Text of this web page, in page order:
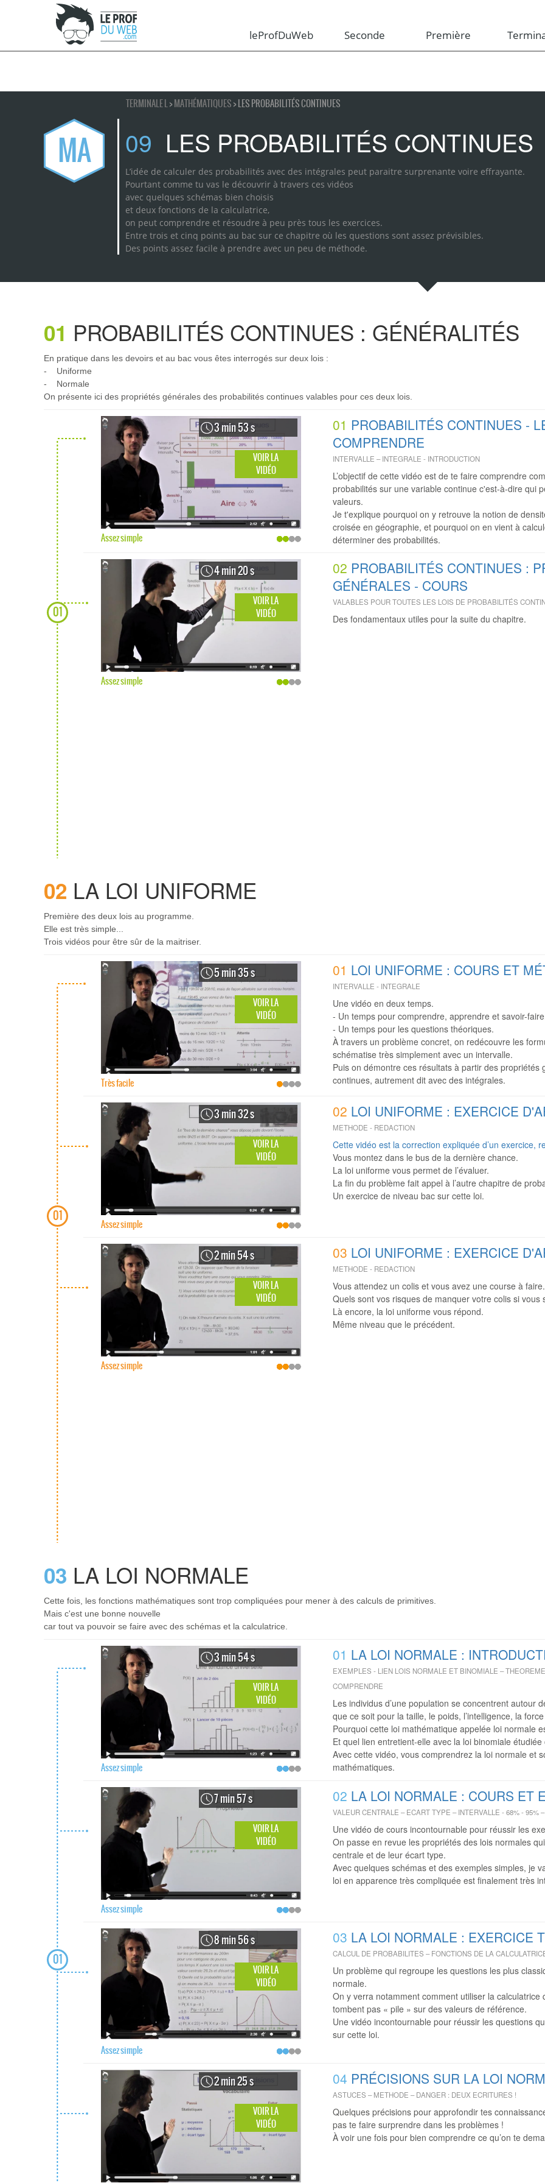
leProfDuWeb Seconde Première
TERMINALE L>MATHÉMATIQUES> LES PROBABILITÉS CONTINUES
MA 09 LES PROBABILITÉS CONTINUES
L’idée de calculer des probabilités avec des intégrales peut paraitre surprenante voire effrayante.
Pourtant comme tu vas le découvrir à travers ces vidéos
avec quelques schémas bien choisis
et deux fonctions de la calculatrice,
on peut comprendre et résoudre à peu près tous les exercices.
Entre trois et cinq points au bac sur ce chapitre où les questions sont assez prévisibles.
Des points assez facile à prendre avec un peu de méthode.
01 PROBABILITÉS CONTINUES : GÉNÉRALITÉS
En pratique dans les devoirs et au bac vous êtes interrogés sur deux lois :
- Uniforme
- Normale
On présente ici des propriétés générales des probabilités continues valables pour ces deux lois.
01
3 min 53 s
VOIR LA
VIDÉO
Assez simple
01 PROBABILITÉS CONTINUES -
COMPRENDRE
INTERVALLE – INTEGRALE - INTRODUCTION
L’objectif de cette vidéo est de te faire comprendre
probabilités sur une variable continue c'est-à-dire qui
valeurs.
Je t'explique pourquoi on y retrouve la notion de
croisée en géographie, et pourquoi on en vient à
déterminer des probabilités.
4 min 20 s
VOIR LA
VIDÉO
Assez simple
02 PROBABILITÉS CONTINUES :
GÉNÉRALES - COURS
VALABLES POUR TOUTES LES LOIS DE PROBABILITÉS
Des fondamentaux utiles pour la suite du chapitre.
02 LA LOI UNIFORME
Première des deux lois au programme.
Elle est très simple...
Trois vidéos pour être sûr de la maitriser.
01
5 min 35 s
VOIR LA
VIDÉO
Très facile
01 LOI UNIFORME : COURS ET
INTERVALLE - INTEGRALE
Une vidéo en deux temps.
- Un temps pour comprendre, apprendre et savoir-
- Un temps pour les questions théoriques.
À travers un problème concret, on redécouvre les
schématise très simplement avec un intervalle.
Puis on démontre ces résultats à partir des propriétés
continues, autrement dit avec des intégrales.
3 min 32 s
VOIR LA
VIDÉO
Assez simple
02 LOI UNIFORME : EXERCICE
METHODE - REDACTION
Cette vidéo est la correction expliquée d’un exercice,
Vous montez dans le bus de la dernière chance.
La loi uniforme vous permet de l’évaluer.
La fin du problème fait appel à l’autre chapitre de
Un exercice de niveau bac sur cette loi.
2 min 54 s
VOIR LA
VIDÉO
Assez simple
03 LOI UNIFORME : EXERCICE
METHODE - REDACTION
Vous attendez un colis et vous avez une course à faire.
Quels sont vos risques de manquer votre colis si vous
Là encore, la loi uniforme vous répond.
Même niveau que le précédent.
03 LA LOI NORMALE
Cette fois, les fonctions mathématiques sont trop compliquées pour mener à des calculs de primitives.
Mais c'est une bonne nouvelle
car tout va pouvoir se faire avec des schémas et la calculatrice.
01
3 min 54 s
VOIR LA
VIDÉO
Assez simple
01 LA LOI NORMALE :
EXEMPLES - LIEN LOIS NORMALE ET BINOMIALE –
COMPRENDRE
Les individus d’une population se concentrent autour
que ce soit pour la taille, le poids, l’intelligence, la
Pourquoi cette loi mathématique appelée loi normale
Et quel lien entretient-elle avec la loi binomiale
Avec cette vidéo, vous comprendrez la loi normale et
mathématiques.
7 min 57 s
VOIR LA
VIDÉO
Assez simple
02 LA LOI NORMALE : COURS ET
VALEUR CENTRALE – ECART TYPE – INTERVALLE - 68% - 95%
Une vidéo de cours incontournable pour réussir les
On passe en revue les propriétés des lois normales
centrale et de leur écart type.
Avec quelques schémas et des exemples simples, je
loi en apparence très compliquée est finalement très
8 min 56 s
VOIR LA
VIDÉO
Assez simple
03 LA LOI NORMALE : EXERCICE
CALCUL DE PROBABILITES – FONCTIONS DE LA
Un problème qui regroupe les questions les plus
normale.
On y verra notamment comment utiliser la calculatrice
tombent pas « pile » sur des valeurs de référence.
Une vidéo incontournable pour réussir les questions
sur cette loi.
2 min 25 s
VOIR LA
VIDÉO
04 PRÉCISIONS SUR LA LOI
ASTUCES – METHODE – DANGER : DEUX ECRITURES !
Quelques précisions pour approfondir tes
pas te faire surprendre dans les problèmes !
À voir une fois pour bien comprendre ce qu’on te